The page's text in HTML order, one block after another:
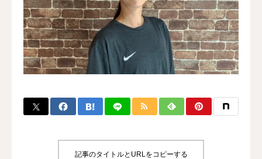
記事のタイトルとURLをコピーする
MENU
ACCESS
CONTACT
MENBERSHIP